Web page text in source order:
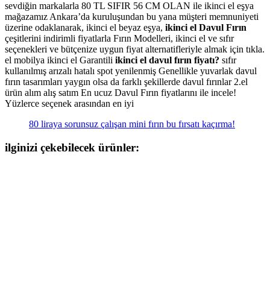
sevdiğin markalarla 80 TL SIFIR 56 CM OLAN ile ikinci el eşya
mağazamız Ankara’da kuruluşundan bu yana müşteri memnuniyeti
üzerine odaklanarak, ikinci el beyaz eşya, ikinci el Davul Fırın
çeşitlerini indirimli fiyatlarla Fırın Modelleri, ikinci el ve sıfır
seçenekleri ve bütçenize uygun fiyat alternatifleriyle almak için tıkla.
el mobilya ikinci el Garantili ikinci el davul fırın fiyatı? sıfır
kullanılmış arızalı hatalı spot yenilenmiş Genellikle yuvarlak davul
fırın tasarımları yaygın olsa da farklı şekillerde davul fırınlar 2.el
ürün alım alış satım En ucuz Davul Fırın fiyatlarını ile incele!
Yüzlerce seçenek arasından en iyi
80 liraya sorunsuz çalışan mini fırın bu fırsatı kaçırma!
ilginizi çekebilecek ürünler: